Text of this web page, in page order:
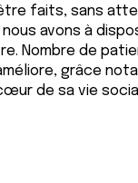
faits, sans
avons à
Nombre de
grâce
de sa vie